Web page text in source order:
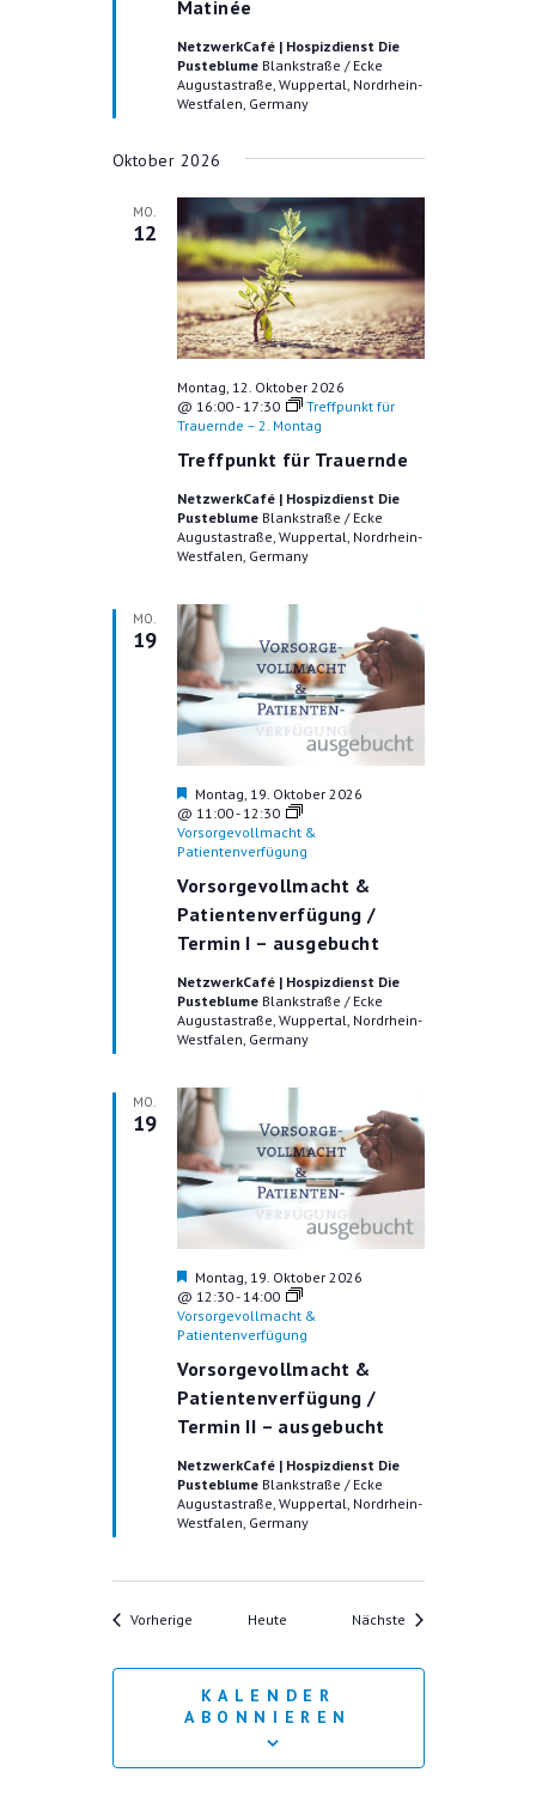
Matinée
r
g
o
n
NetzwerkCafé | Hospizdienst Die
Pusteblume Blankstraße / Ecke
Augustastraße, Wuppertal, Nordrhein-
Westfalen, Germany
Oktober 2026
MO.
12
Treffpunkt für Trauernde
Montag, 12. Oktober 2026
@ 16:00- 17:30
Treffpunkt für
Trauernde – 2. Montag
NetzwerkCafé | Hospizdienst Die
Pusteblume Blankstraße / Ecke
Augustastraße, Wuppertal, Nordrhein-
Westfalen, Germany
MO.
19
Vorsorgevollmacht &
Patientenverfügung /
Termin I – ausgebucht
H
e
r
v
r
g
e
h
b
e
n
Montag, 19. Oktober 2026
@ 11:00- 12:30
Vorsorgevollmacht &
Patientenverfügung
NetzwerkCafé | Hospizdienst Die
Pusteblume Blankstraße / Ecke
Augustastraße, Wuppertal, Nordrhein-
Westfalen, Germany
MO.
19
Vorsorgevollmacht &
Patientenverfügung /
Termin II – ausgebucht
H
e
r
v
r
g
e
h
b
e
n
Montag, 19. Oktober 2026
@ 12:30- 14:00
Vorsorgevollmacht &
Patientenverfügung
NetzwerkCafé | Hospizdienst Die
Pusteblume Blankstraße / Ecke
Augustastraße, Wuppertal, Nordrhein-
Westfalen, Germany
VorherigeVeranstaltungen
Heute Nächste Veranstaltungen
KALENDER
ABONNIEREN